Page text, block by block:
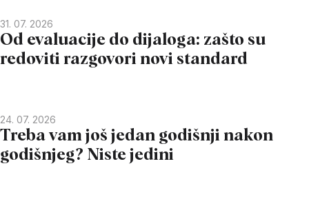
31. 07. 2026
Od evaluacije do dijaloga: zašto su
redoviti razgovori novi standard
24. 07. 2026
Treba vam još jedan godišnji nakon
godišnjeg? Niste jedini